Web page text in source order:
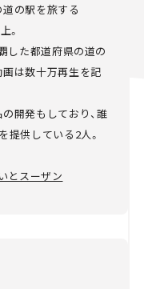
の駅を旅する
。
した都道府県の道の
は数十万再生を記
開発もしており、誰
提供している2人。
とスーザン